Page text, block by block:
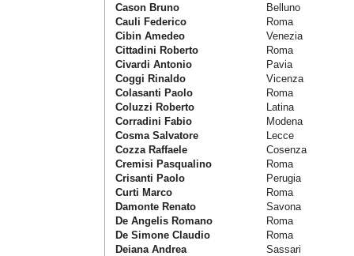
Cason Bruno
Belluno
Cauli Federico
Roma
Cibin Amedeo
Venezia
Cittadini Roberto
Roma
Civardi Antonio
Pavia
Coggi Rinaldo
Vicenza
Colasanti Paolo
Roma
Coluzzi Roberto
Latina
Corradini Fabio
Modena
Cosma Salvatore
Lecce
Cozza Raffaele
Cosenza
Cremisi Pasqualino
Roma
Crisanti Paolo
Perugia
Curti Marco
Roma
Damonte Renato
Savona
De Angelis Romano
Roma
De Simone Claudio
Roma
Deiana Andrea
Sassari